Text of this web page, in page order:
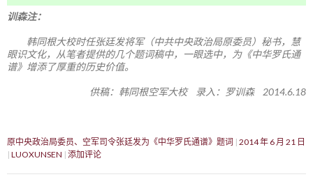
训森注：
韩同根大校时任张廷发将军（中共中央政治局原委员）秘书，慧
眼识文化，从笔者提供的几个题词稿中，一眼选中，为《中华罗氏通
谱》增添了厚重的历史价值。
供稿：韩同根空军大校 录入：罗训森 2014.6.18
原中央政治局委员、空军司令张廷发为《中华罗氏通谱》题词 2014 年 6 月 21 日
LUOXUNSEN 添加评论